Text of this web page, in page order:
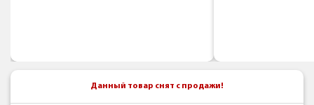
Данный товар снят с продажи!